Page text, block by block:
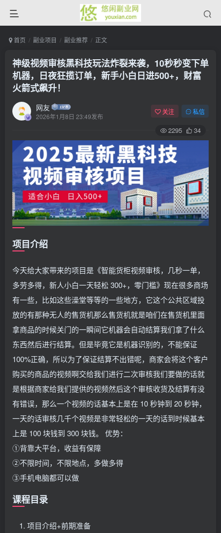
首页 副业项目 副业推荐 正文
神级视频审核黑科技玩法炸裂来袭，10秒秒变下单
机器，日夜狂揽订单，新手小白日进500+，财富
火箭式飙升！
网友
2026年1月8日 23:49发布
关注 私信
2295 34
项目介绍
今天给大家带来的项目是《智能货柜视频审核，几秒一单，
多劳多得，新人小白一天轻松 300+，零门槛》现在很多商场
有一些，比如这些澡堂等等的一些地方，它这个公共区域投
放的有那种无人的售货机那么售货机就是咱们在售货机里面
拿商品的时候关门的一瞬间它机器会自动结算我们拿了什么
东西然后进行结算。但是毕竟它是机器识别的，不能保证
100%正确，所以为了保证结算不出错呢，商家会将这个客户
购买的商品的视频啊交给我们进行二次审核我们要做的话就
是根据商家给我们提供的视频然后这个审核收货及结算有没
有错误，那么一个视频的话基本上是在 10 秒钟到 20 秒钟，
一天的话审核几千个视频是非常轻松的一天的话到时候基本
上是 100 块钱到 300 块钱。 优势：
①背靠大平台，收益有保障
②不限时间，不限地点，多做多得
③手机电脑都可以做
课程目录
项目介绍+前期准备